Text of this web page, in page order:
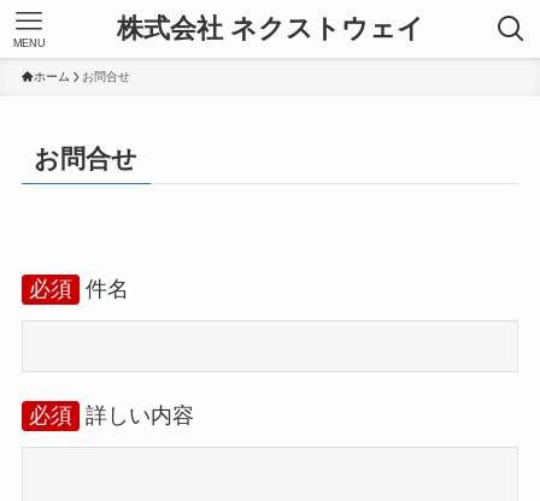
株式会社 ネクストウェイ
MENU
ホーム お問合せ
お問合せ
必須 件名
必須 詳しい内容